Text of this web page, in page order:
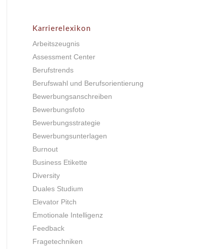
Karrierelexikon
Arbeitszeugnis
Assessment Center
Berufstrends
Berufswahl und Berufsorientierung
Bewerbungsanschreiben
Bewerbungsfoto
Bewerbungsstrategie
Bewerbungsunterlagen
Burnout
Business Etikette
Diversity
Duales Studium
Elevator Pitch
Emotionale Intelligenz
Feedback
Fragetechniken